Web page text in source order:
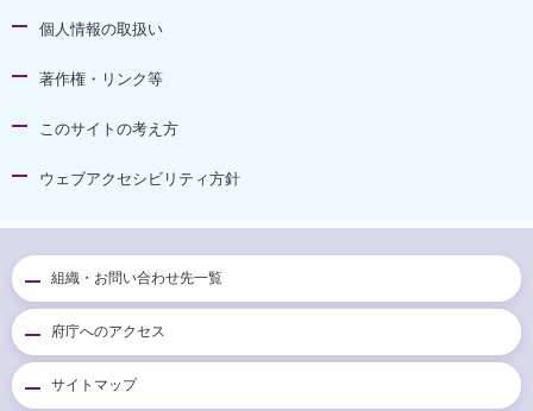
個人情報の取扱い
著作権・リンク等
このサイトの考え方
ウェブアクセシビリティ方針
組織・お問い合わせ先一覧
府庁へのアクセス
サイトマップ